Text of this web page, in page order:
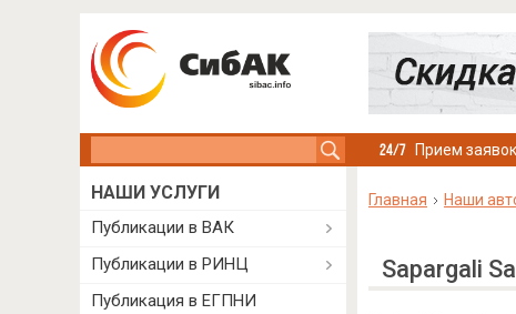
Прием
Главная Наши
Sapargali
НАШИ УСЛУГИ
Публикации в ВАК
Публикации в РИНЦ
Публикация в ЕГПНИ